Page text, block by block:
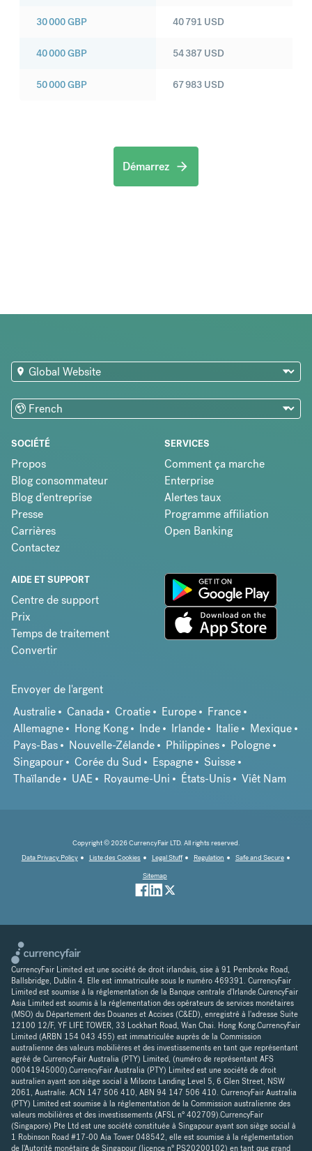
30 000GBP
40 000GBP
50 000GBP
40 791 USD
54 387 USD
67 983 USD
Démarrez
SOCIÉTÉ
Propos
Blog consommateur
Blog d'entreprise
Presse
Carrières
Contactez
SERVICES
Comment ça marche
Enterprise
Alertes taux
Programme affiliation
Open Banking
AIDE ET SUPPORT
Centre de support
Prix
Temps de traitement
Convertir
Envoyer de l'argent
Australie
Canada Croatie Europe
France
Allemagne
Hong Kong Inde Irlande Italie
Mexique
Pays-Bas
Nouvelle-Zélande Philippines
Pologne
Singapour
Corée du Sud Espagne
Suisse
Thaïlande
UAE Royaume-Uni États-Unis Viêt Nam
Copyright © 2026 CurrencyFair LTD. All rights reserved.
Data Privacy Policy
Liste des Cookies Legal Stuff Regulation
Safe and Secure
Sitemap
CurrencyFair Limited est une société de droit irlandais, sise à 91 Pembroke Road,
Ballsbridge, Dublin 4. Elle est immatriculée sous le numéro 469391. CurrencyFair
Limited est soumise à la réglementation de la Banque centrale d'Irlande.CurencyFair
Asia Limited est soumis à la réglementation des opérateurs de services monétaires
(MSO) du Département des Douanes et Accises (C&ED), enregistré à l'adresse Suite
12100 12/F, YF LIFE TOWER, 33 Lockhart Road, Wan Chai. Hong Kong.CurrencyFair
Limited (ARBN 154 043 455) est immatriculée auprès de la Commission
australienne des valeurs mobilières et des investissements en tant que représentant
agréé de CurrencyFair Australia (PTY) Limited, (numéro de représentant AFS
00041945000).CurrencyFair Australia (PTY) Limited est une société de droit
australien ayant son siège social à Milsons Landing Level 5, 6 Glen Street, NSW
2061, Australie. ACN 147 506 410, ABN 94 147 506 410. CurrencyFair Australia
(PTY) Limited est soumise à la réglementation de la Commission australienne des
valeurs mobilières et des investissements (AFSL n° 402709).CurrencyFair
(Singapore) Pte Ltd est une société constituée à Singapour ayant son siège social à
1 Robinson Road #17-00 Aia Tower 048542, elle est soumise à la réglementation
de l'Autorité monétaire de Singapour (licence n° PS20200102) en tant que grand